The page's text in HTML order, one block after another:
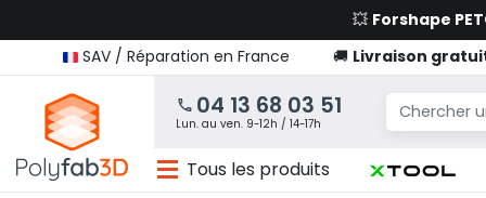
💥 Forshape
SAV / Réparation en France
🚚 Livraison
04 13 68 03 51
Lun. au ven. 9-12h / 14-17h
Tous les produits